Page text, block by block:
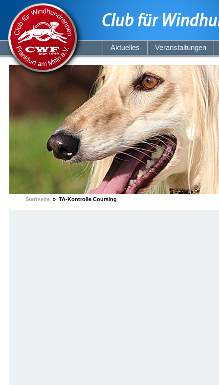
Aktuelles Veranstaltungen
Startseite » TA-Kontrolle Coursing